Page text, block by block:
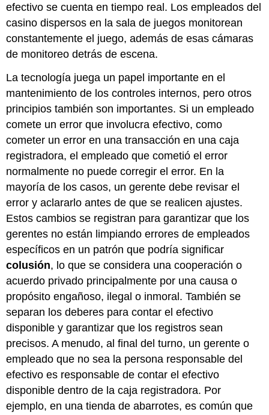
efectivo se cuenta en tiempo real. Los empleados del
casino dispersos en la sala de juegos monitorean
constantemente el juego, además de esas cámaras
de monitoreo detrás de escena.
La tecnología juega un papel importante en el
mantenimiento de los controles internos, pero otros
principios también son importantes. Si un empleado
comete un error que involucra efectivo, como
cometer un error en una transacción en una caja
registradora, el empleado que cometió el error
normalmente no puede corregir el error. En la
mayoría de los casos, un gerente debe revisar el
error y aclararlo antes de que se realicen ajustes.
Estos cambios se registran para garantizar que los
gerentes no están limpiando errores de empleados
específicos en un patrón que podría significar
colusión, lo que se considera una cooperación o
acuerdo privado principalmente por una causa o
propósito engañoso, ilegal o inmoral. También se
separan los deberes para contar el efectivo
disponible y garantizar que los registros sean
precisos. A menudo, al final del turno, un gerente o
empleado que no sea la persona responsable del
efectivo es responsable de contar el efectivo
disponible dentro de la caja registradora. Por
ejemplo, en una tienda de abarrotes, es común que